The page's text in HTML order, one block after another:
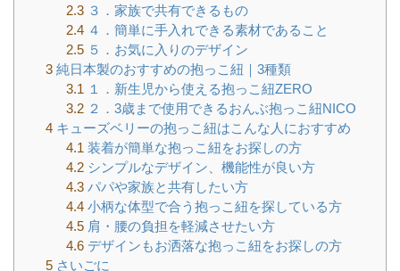
2.3３．家族で共有できるもの
2.4４．簡単に手入れできる素材であること
2.5５．お気に入りのデザイン
3 純日本製のおすすめの抱っこ紐｜3種類
3.1 １．新生児から使える抱っこ紐ZERO
3.2２．3歳まで使用できるおんぶ抱っこ紐NICO
4 キューズベリーの抱っこ紐はこんな人におすすめ
4.1 装着が簡単な抱っこ紐をお探しの方
4.2シンプルなデザイン、機能性が良い方
4.3パパや家族と共有したい方
4.4小柄な体型で合う抱っこ紐を探している方
4.5肩・腰の負担を軽減させたい方
4.6デザインもお洒落な抱っこ紐をお探しの方
5 さいごに